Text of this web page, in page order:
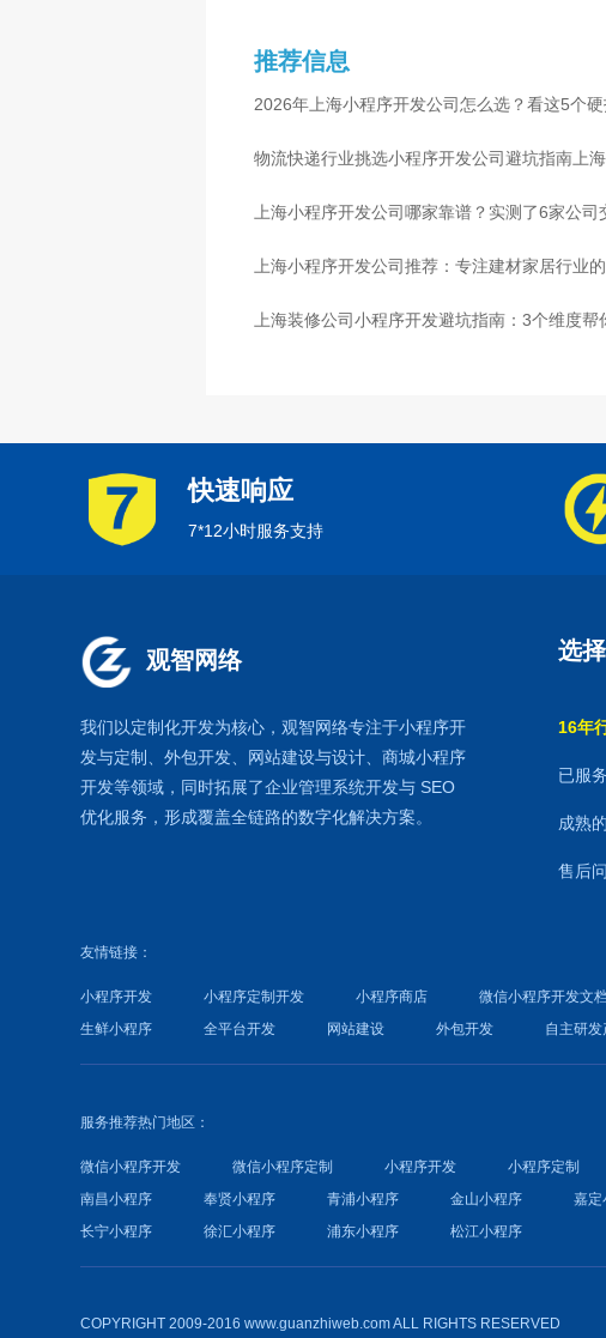
推荐信息
2026年上海小程序开发公司怎么选？看这5个
物流快递行业挑选小程序开发公司避坑指南上海
心
上海小程序开发公司哪家靠谱？实测了6家公司
上海小程序开发公司推荐：专注建材家居行业
上海装修公司小程序开发避坑指南：3个维度
快速响应
7*12小时服务支持
观智网络
我们以定制化开发为核心，观智网络专注于小程序开
发与定制、外包开发、 网站建设与设计、商城小程序
开发等领域，同时拓展了企业管理系统开发与 SEO
优化服务，形成覆盖全链路的数字化解决方案。
选
16年
已服
成熟
售后
友情链接：
小程序开发 小程序定制开发 小程序商店 微信小程序开发文
生鲜小程序
全平台开发 网站建设 外包开发 自主研发
服务推荐热门地区：
微信小程序开发 微信小程序定制 小程序开发 小程序定制
南昌小程序
奉贤小程序 青浦小程序 金山小程序 嘉定
长宁小程序
徐汇小程序 浦东小程序 松江小程序
COPYRIGHT 2009-2016 www.guanzhiweb.com ALL RIGHTS RESERVED